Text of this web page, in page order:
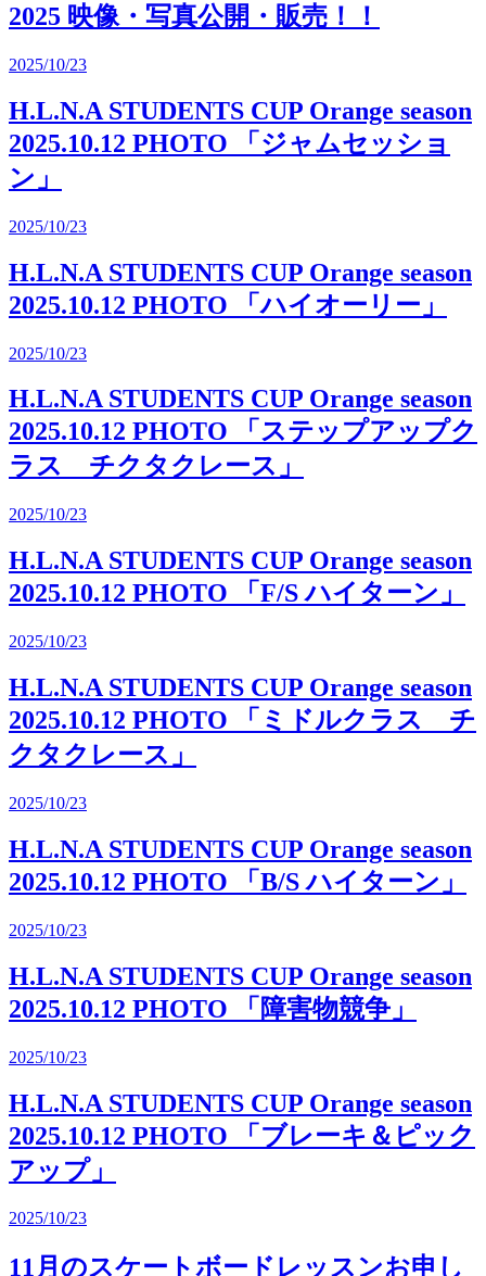
2025 映像・写真公開・販売！！
2025/10/23
H.L.N.A STUDENTS CUP Orange season
2025.10.12 PHOTO 「ジャムセッショ
ン」
2025/10/23
H.L.N.A STUDENTS CUP Orange season
2025.10.12 PHOTO 「ハイオーリー」
2025/10/23
H.L.N.A STUDENTS CUP Orange season
2025.10.12 PHOTO 「ステップアップク
ラス チクタクレース」
2025/10/23
H.L.N.A STUDENTS CUP Orange season
2025.10.12 PHOTO 「F/S ハイターン」
2025/10/23
H.L.N.A STUDENTS CUP Orange season
2025.10.12 PHOTO 「ミドルクラス チ
クタクレース」
2025/10/23
H.L.N.A STUDENTS CUP Orange season
2025.10.12 PHOTO 「B/S ハイターン」
2025/10/23
H.L.N.A STUDENTS CUP Orange season
2025.10.12 PHOTO 「障害物競争」
2025/10/23
H.L.N.A STUDENTS CUP Orange season
2025.10.12 PHOTO 「ブレーキ＆ピック
アップ」
2025/10/23
11月のスケートボードレッスンお申し